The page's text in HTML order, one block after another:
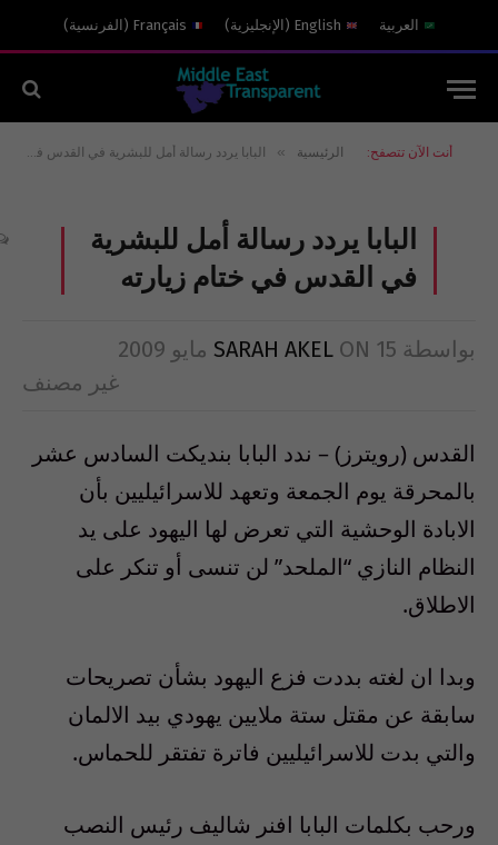
العربية English
( الإنجليزية)
Français
( الفرنسية)
أنت الآن تتصفح: الرئيسية » البابا يردد رسالة أمل للبشرية في القدس في ختام زيارته
البابا يردد رسالة أمل للبشرية
في القدس في ختام زيارته
بواسطة SARAH AKEL ON 15 مايو 2009
غير مصنف
القدس (رويترز) – ندد البابا بنديكت السادس عشر
بالمحرقة يوم الجمعة وتعهد للاسرائيليين بأن
الابادة الوحشية التي تعرض لها اليهود على يد
النظام النازي “الملحد” لن تنسى أو تنكر على
الاطلاق.
وبدا ان لغته بددت فزع اليهود بشأن تصريحات
سابقة عن مقتل ستة ملايين يهودي بيد الالمان
والتي بدت للاسرائيليين فاترة تفتقر للحماس.
ورحب بكلمات البابا افنر شاليف رئيس النصب